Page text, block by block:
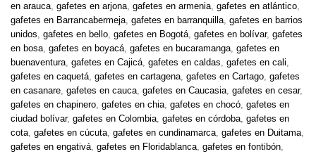
en arauca gafetes en arjona gafetes en armenia gafetes en atlántico
gafetes en Barrancabermeja gafetes en barranquilla gafetes en barrios
unidos gafetes en bello gafetes en Bogotá gafetes en bolívar, gafetes
en bosa gafetes en boyacá gafetes en bucaramanga gafetes en
buenaventura gafetes en Cajicá gafetes en caldas gafetes en cali
gafetes en caquetá gafetes en cartagena gafetes en Cartago gafetes
en casanare gafetes en cauca gafetes en Caucasia gafetes en cesar,
gafetes en chapinero gafetes en chia gafetes en chocó gafetes en
ciudad bolívar, gafetes en Colombia gafetes en córdoba gafetes en
cota gafetes en cúcuta gafetes en cundinamarca gafetes en Duitama
gafetes en engativá gafetes en Floridablanca gafetes en fontibón